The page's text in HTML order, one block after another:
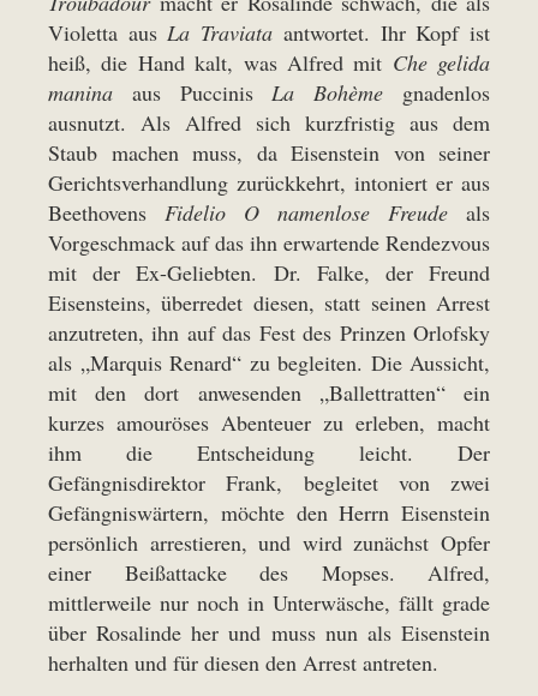
Violetta ausLa Traviata antwortet. Ihr Kopf ist
heiß, die Hand kalt, was Alfred mit Che gelida
manina aus PuccinisLa Bohème gnadenlos
ausnutzt. Als Alfred sich kurzfristig aus dem
Staub machen muss, da Eisenstein von seiner
Gerichtsverhandlung zurückkehrt, intoniert er aus
Beethovens Fidelio O namenlose Freude als
Vorgeschmack auf das ihn erwartende Rendezvous
mit der Ex-Geliebten. Dr. Falke, der Freund
Eisensteins, überredet diesen, statt seinen Arrest
anzutreten, ihn auf das Fest des Prinzen Orlofsky
als „Marquis Renard“ zu begleiten. Die Aussicht,
mit den dort anwesenden „Ballettratten“ ein
kurzes amouröses Abenteuer zu erleben, macht
ihm die Entscheidung leicht. Der
Gefängnisdirektor Frank, begleitet von zwei
Gefängniswärtern, möchte den Herrn Eisenstein
persönlich arrestieren, und wird zunächst Opfer
einer Beißattacke des Mopses. Alfred,
mittlerweile nur noch in Unterwäsche, fällt grade
über Rosalinde her und muss nun als Eisenstein
herhalten und für diesen den Arrest antreten.